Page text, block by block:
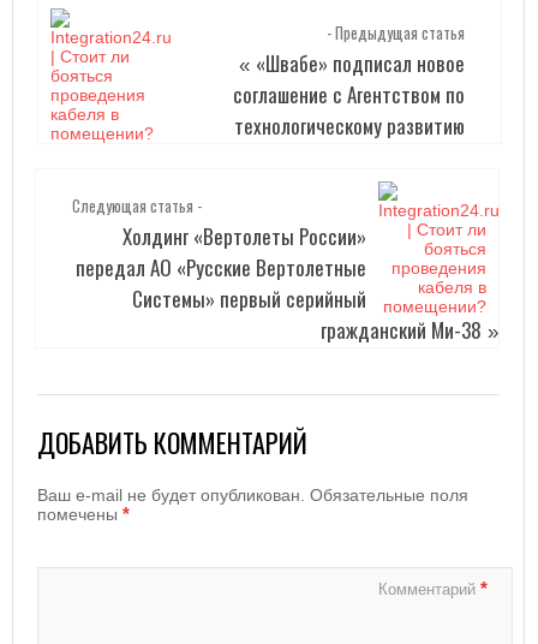
- Предыдущая статья
« «Швабе» подписал новое
соглашение с Агентством по
технологическому развитию
Следующая статья -
Холдинг «Вертолеты России»
передал АО «Русские Вертолетные
Системы» первый серийный
гражданский Ми-38 »
ДОБАВИТЬ КОММЕНТАРИЙ
Ваш e-mail не будет опубликован. Обязательные поля
помечены *
Комментарий*